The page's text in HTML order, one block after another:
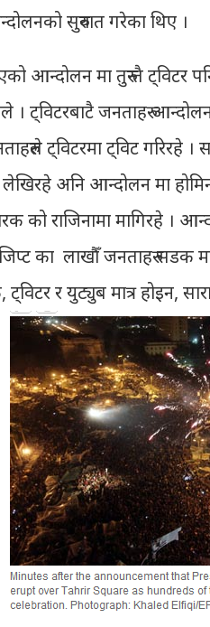
सुरुवात गरेका थिए ।
आन्दोलन मा तुरुन्तै ट्विटर
। ट्विटरबाटै जनताहरु
ट्विटरमा ट्विट गरिरहे
अनि आन्दोलन मा
को राजिनामा मागिरहे ।
का लाखौँ जनताहरु सडक
र युट्युब मात्र होइन, सारा